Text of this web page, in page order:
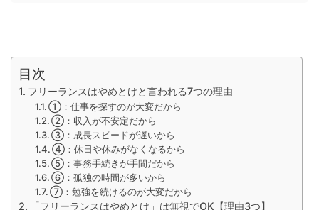
目次
フリーランスはやめとけと言われる7つの理由
①：仕事を探すのが大変だから
②：収入が不安定だから
③：成長スピードが遅いから
④：休日や休みがなくなるから
⑤：事務手続きが手間だから
⑥：孤独の時間が多いから
⑦：勉強を続けるのが大変だから
「フリーランスはやめとけ」は無視でOK【理由3つ】